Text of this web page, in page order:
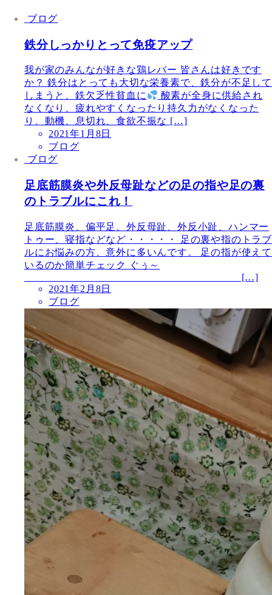
ブログ
鉄分しっかりとって免疫アップ
我が家のみんなが好きな鶏レバー 皆さんは好きです
か？ 鉄分はとっても大切な栄養素で、鉄分が不足して
しまうと、鉄欠乏性貧血に
酸素が全身に供給され
なくなり、疲れやすくなったり持久力がなくなった
り、動機、息切れ、食欲不振な […]
2021年1月8日
ブログ
ブログ
足底筋膜炎や外反母趾などの足の指や足の裏
のトラブルにこれ！
足底筋膜炎、偏平足、外反母趾、外反小趾、ハンマー
トゥー、寝指などなど・・・・・ 足の裏や指のトラブ
ルにお悩みの方、意外に多いんです。 足の指が使えて
いるのか簡単チェック ぐぅ～
[…]
2021年2月8日
ブログ